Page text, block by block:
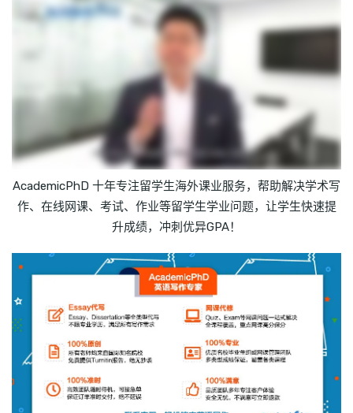
AcademicPhD 十年专注留学生海外课业服务，帮助解决学术写
作、在线网课、考试、作业等留学生学业问题，让学生快速提
升成绩，冲刺优异GPA！